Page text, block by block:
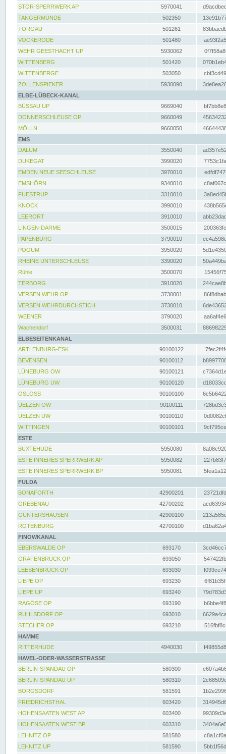
STÖR-SPERRWERK AP 5970041
TANGERMÜNDE
502350
TORGAU
501261
VOCKERODE
501480
WEHR GEESTHACHT UP
5930062
WITTENBERG
501420
WITTENBERGE
503050
ZOLLENSPIEKER
5930090
ELBE-LÜBECK-KANAL
BÜSSAU UP
9669040
DONNERSCHLEUSE OP
9660049
MÖLLN
9660050
EMS
DALUM
3550040
DUKEGAT
3990020
EMDEN NEUE SEESCHLEUSE
3970010
EMSHÖRN
9340010
FUESTRUP
3310010
KNOCK
3990010
LEERORT
3910010
LINGEN-DARME
3500015
PAPENBURG
3790010
POGUM
3950020
RHEINE UNTERSCHLEUSE
3390020
Rühle
3500070
TERBORG
3910020
VERSEN WEHR OP
3730001
VERSEN WEHRDURCHSTICH
3730010
WEENER
3790020
Wachendorf
3500031
ELBESEITENKANAL
ARTLENBURG-ESK
90100122
BEVENSEN
90100112
LÜNEBURG OW
90100121
LÜNEBURG UW
90100120
OSLOSS
90100100
UELZEN OW
90100111
UELZEN UW
90100110
WITTINGEN
90100101
ESTE
BUXTEHUDE
5950080
ESTE INNERES SPERRWERK AP
5950082
ESTE INNERES SPERRWERK BP
5950081
FULDA
BONAFORTH
42900201
GREBENAU
42700202
GUNTERSHAUSEN
42900100
ROTENBURG
42700100
FINOWKANAL
EBERSWALDE OP
693170
GRAFENBRÜCK OP
693050
LEESENBRÜCK OP
693030
LIEPE OP
693230
LIEPE UP
693240
RAGÖSE OP
693190
RUHLSDORF OP
693010
STECHER OP
693210
HAMME
RITTERHUDE
4940030
HAVEL-ODER-WASSERSTRASSE
BERLIN-SPANDAU OP
580300
BERLIN-SPANDAU UP
580310
BORGSDORF
581591
FRIEDRICHSTHAL
603420
HOHENSAATEN WEST AP
603400
HOHENSAATEN WEST BP
603310
LEHNITZ OP
581580
LEHNITZ UP
581590